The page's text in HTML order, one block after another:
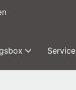
Service